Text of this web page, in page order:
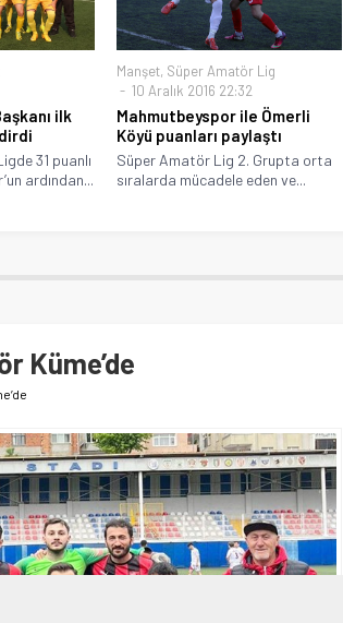
ilk
31 puanlı
ardından...
Manşet, Süper Amatör Lig
10 Aralık 2016 22:32
Mahmutbeyspor ile Ömerli
Köyü puanları paylaştı
Süper Amatör Lig 2. Grupta orta
sıralarda mücadele eden ve...
Küme’de